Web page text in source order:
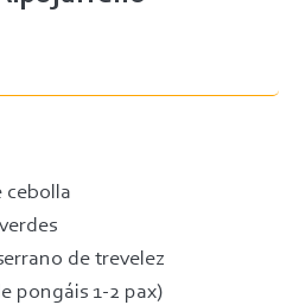
cebolla
de trevelez
pongáis 1-2 pax)